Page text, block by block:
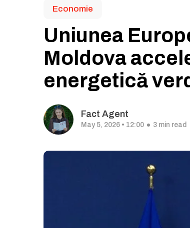
Economie
Uniunea
Moldova
energetică
Fact Agent
May 5, 2026 • 12:00 3 min read